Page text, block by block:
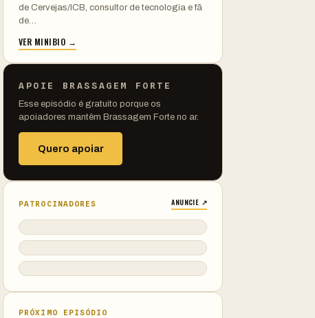
de Cervejas/ICB, consultor de tecnologia e fã
de…
VER MINIBIO →
APOIE BRASSAGEM FORTE
Esse episódio é gratuito porque os
apoiadores mantêm Brassagem Forte no ar.
Quero apoiar
PATROCINADORES ANUNCIE ↗
PRÓXIMO EPISÓDIO